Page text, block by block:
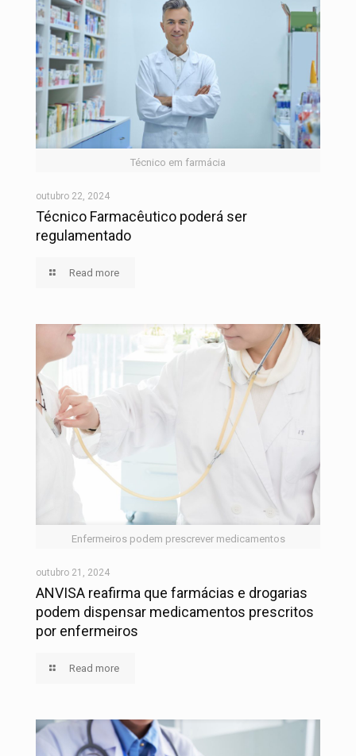
Técnico em farmácia
outubro 22, 2024
Técnico Farmacêutico poderá ser
regulamentado
Read more
Enfermeiros podem prescrever medicamentos
outubro 21, 2024
ANVISA reafirma que farmácias e drogarias
podem dispensar medicamentos prescritos
por enfermeiros
Read more